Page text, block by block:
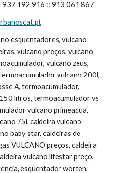
937 192 916 :: 913 061 867
esquentadores, vulcano
vulcano preços, vulcano
vulcano zeus,
vulcano 200l,
A, termoacumulador,
litros, termoacumulador vs
vulcano primeaqua,
75l, caldeira vulcano
baby star, caldeiras de
VULCANO preços, caldeira
vulcano lifestar preço,
esquentador worten,